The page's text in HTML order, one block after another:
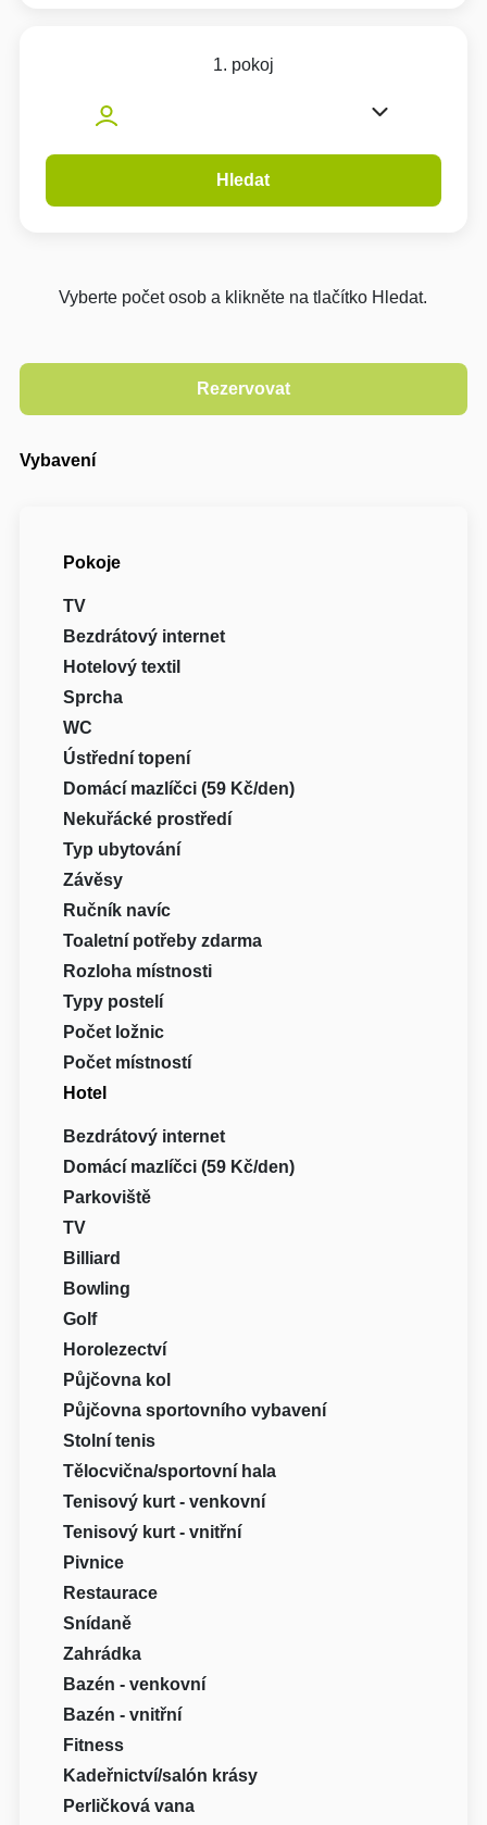
1. pokoj
Hledat
Vyberte počet osob a klikněte na tlačítko Hledat.
Vybavení
Pokoje
TV
Bezdrátový internet
Hotelový textil
Sprcha
WC
Ústřední topení
Domácí mazlíčci (59 Kč/den)
Nekuřácké prostředí
Typ ubytování
Závěsy
Ručník navíc
Toaletní potřeby zdarma
Rozloha místnosti
Typy postelí
Počet ložnic
Počet místností
Hotel
Bezdrátový internet
Domácí mazlíčci (59 Kč/den)
Parkoviště
TV
Billiard
Bowling
Golf
Horolezectví
Půjčovna kol
Půjčovna sportovního vybavení
Stolní tenis
Tělocvična/sportovní hala
Tenisový kurt - venkovní
Tenisový kurt - vnitřní
Pivnice
Restaurace
Snídaně
Zahrádka
Bazén - venkovní
Bazén - vnitřní
Fitness
Kadeřnictví/salón krásy
Perličková vana